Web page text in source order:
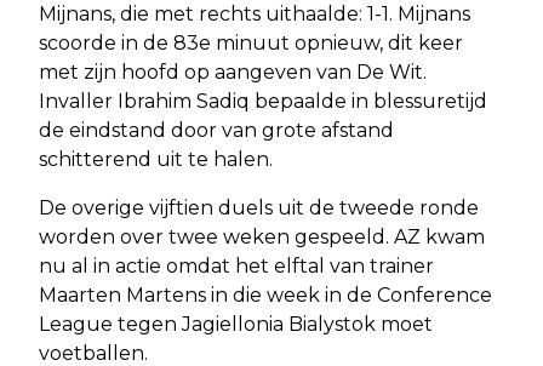
Mijnans, die met rechts uithaalde: 1-1. Mijnans
scoorde in de 83e minuut opnieuw, dit keer
met zijn hoofd op aangeven van De Wit.
Invaller Ibrahim Sadiq bepaalde in blessuretijd
de eindstand door van grote afstand
schitterend uit te halen.
De overige vijftien duels uit de tweede ronde
worden over twee weken gespeeld. AZ kwam
nu al in actie omdat het elftal van trainer
Maarten Martens in die week in de Conference
League tegen Jagiellonia Bialystok moet
voetballen.